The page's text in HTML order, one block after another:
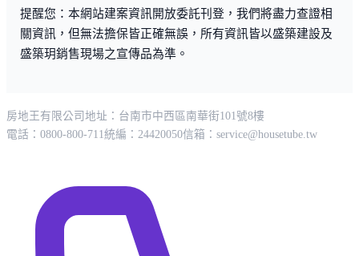
提醒您：本網站建案資訊開放委託刊登，我們將盡力查證相
關資訊，但無法擔保皆正確無誤，所有資訊皆以盛築建設及
盛築玥銷售現場之宣傳品為準。
房地王有限公司 地址：台南市中西區南華街101號8樓
電話：0800-800-711統編：24420050信箱： service@housetube.tw